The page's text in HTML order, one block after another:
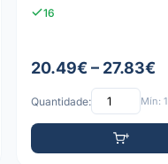
16
20.49€ – 27.83€
Quantidade: Mín: 1